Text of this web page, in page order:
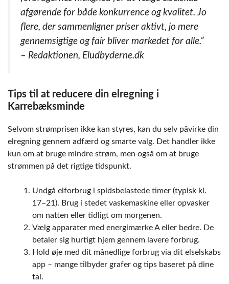
afgørende for både konkurrence og kvalitet. Jo
flere, der sammenligner priser aktivt, jo mere
gennemsigtige og fair bliver markedet for alle.”
– Redaktionen, Eludbyderne.dk
Tips til at reducere din elregning i
Karrebæksminde
Selvom strømprisen ikke kan styres, kan du selv påvirke din
elregning gennem adfærd og smarte valg. Det handler ikke
kun om at bruge mindre strøm, men også om at bruge
strømmen på det rigtige tidspunkt.
Undgå elforbrug i spidsbelastede timer (typisk kl.
17–21). Brug i stedet vaskemaskine eller opvasker
om natten eller tidligt om morgenen.
Vælg apparater med energimærke A eller bedre. De
betaler sig hurtigt hjem gennem lavere forbrug.
Hold øje med dit månedlige forbrug via dit elselskabs
app – mange tilbyder grafer og tips baseret på dine
tal.